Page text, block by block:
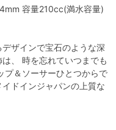
容量210cc(満水容量)
ザインで宝石のような深
、 時を忘れていつまでも
プ＆ソーサーひとつからで
ドインジャパンの上質な